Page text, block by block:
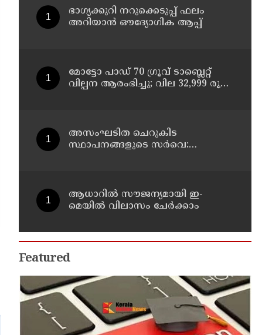
ഭാഗ്യക്കുറി നറുക്കെടുപ്പ് ഫലം
അറിയാൻ ഔദ്യോഗിക ആപ്പ്
മോട്ടോ പാഡ് 70 ഗ്രൂവ് ടാബ്ലെറ്റ്
വില്പന ആരംഭിച്ചു; വില 32,999 രൂപ
അസംഘടിത ചെറുകിട
സ്ഥാപനങ്ങളുടെ സർവെ:
ആധാറിൽ സൗജന്യമായി ഇ-
മെയിൽ വിലാസം ചേർക്കാം
Featured